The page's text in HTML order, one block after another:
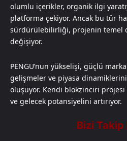
olumlu içerikler, organik ilgi
platforma çekiyor. Ancak bu tür
sürdürülebilirliği, projenin temel
değişiyor.
PENGU’nun yükselişi, güçlü
gelişmeler ve piyasa
oluşuyor. Kendi blokzinciri
ve gelecek potansiyelini artırıyor.